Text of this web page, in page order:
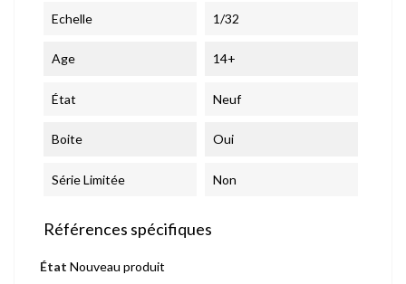
Echelle 1/32
Age 14+
État Neuf
Boite Oui
Série Limitée Non
Références spécifiques
État Nouveau produit